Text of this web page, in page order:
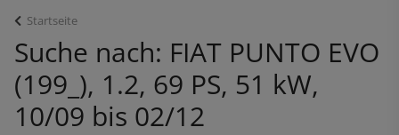
Startseite
Suche nach: FIAT PUNTO EVO
(199_), 1.2, 69 PS, 51 kW,
10/09 bis 02/12